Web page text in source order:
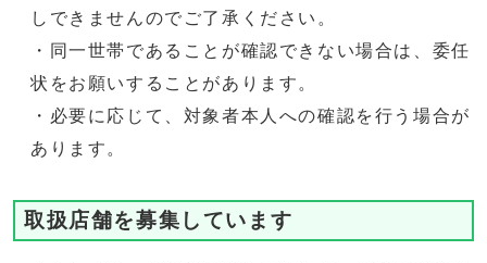
しできませんのでご了承ください。
・同一世帯であることが確認できない場合は、委任
状をお願いすることがあります。
・必要に応じて、対象者本人への確認を行う場合が
あります。
取扱店舗を募集しています